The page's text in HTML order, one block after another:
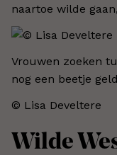
naartoe wilde
Vrouwen zoeken
nog een beetje
© Lisa Develtere​
Wilde